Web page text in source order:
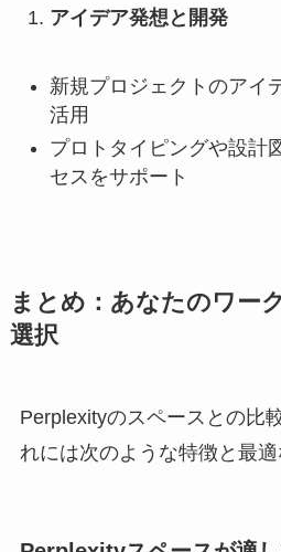
アイデア発想と開発
新規プロジェクトのアイ
活用
プロトタイピングや設計
セスをサポート
まとめ：あなたのワー
選択
Perplexityのスペースとの比
れには次のような特徴と最適